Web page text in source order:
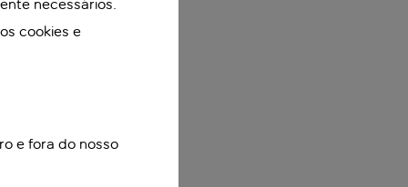
necessários.
cookies e
e fora do nosso